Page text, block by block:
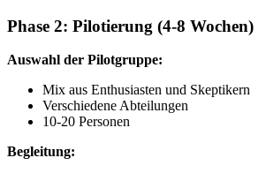
Phase 2: Pilotierung (4-8 Wochen)
Auswahl der Pilotgruppe:
Mix aus Enthusiasten und Skeptikern
Verschiedene Abteilungen
10-20 Personen
Begleitung: